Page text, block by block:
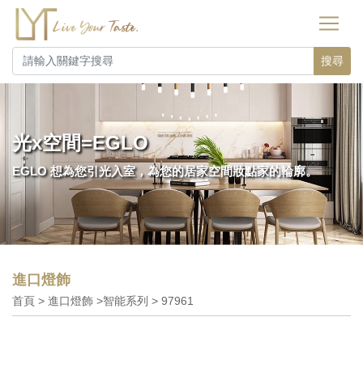
搜尋
光x空間=EGLO
EGLO 想為您引光入室，為您的居家空間妝點家的輪廓。
進口燈飾
首頁 > 進口燈飾 >智能系列 > 97961